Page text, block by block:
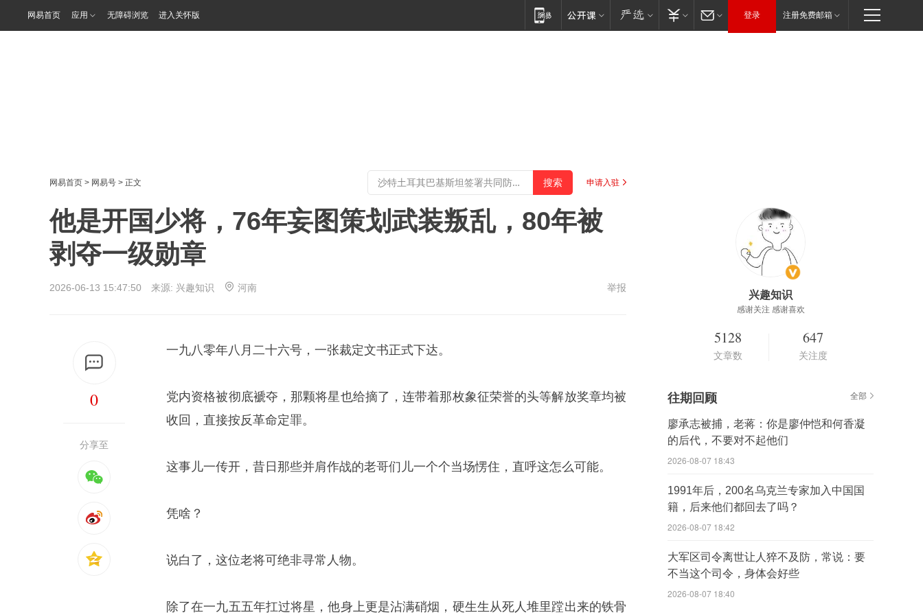
网易首页 应用 无障碍浏览 进入关怀版 登录 注册免费邮箱
网易首页 > 网易号 > 正文 申请入驻
他是开国少将，76年妄图策划武装叛乱，80年被
剥夺一级勋章
2026-06-13 15:47:50 来源: 兴趣知识 河南 举报
0
分享至
一九八零年八月二十六号，一张裁定文书正式下达。
党内资格被彻底褫夺，那颗将星也给摘了，连带着那枚象征荣誉的头等解放奖章均被
收回，直接按反革命定罪。
这事儿一传开，昔日那些并肩作战的老哥们儿一个个当场愣住，直呼这怎么可能。
凭啥？
说白了，这位老将可绝非寻常人物。
除了在一九五五年扛过将星，他身上更是沾满硝烟，硬生生从死人堆里蹚出来的铁骨
兴趣知识
感谢关注 感谢喜欢
5128
文章数
647
关注度
往期回顾 全部
廖承志被捕，老蒋：你是廖仲恺和何香凝
的后代，不要对不起他们
2026-08-07 18:43
1991年后，200名乌克兰专家加入中国国
籍，后来他们都回去了吗？
2026-08-07 18:42
大军区司令离世让人猝不及防，常说：要
不当这个司令，身体会好些
2026-08-07 18:40